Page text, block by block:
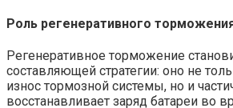
Роль регенеративного
Регенеративное торможение
составляющей стратегии: оно не
износ тормозной системы, но и
восстанавливает заряд батареи во